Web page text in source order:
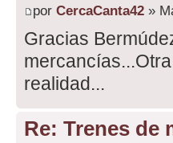
por CercaCanta42 »
Gracias
realidad...
Re: Trenes de